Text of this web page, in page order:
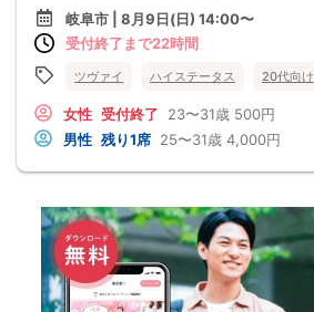
岐阜市 | 8月9日(日) 14:00〜
受付終了まで22時間
ツヴァイ ハイステータス 20代向け
女性 受付終了 23〜31歳 500円
男性 残り1席 25〜31歳 4,000円